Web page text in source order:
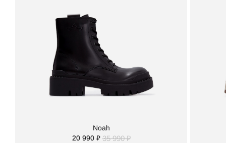
Noah
20 990 ₽ 35 990 ₽